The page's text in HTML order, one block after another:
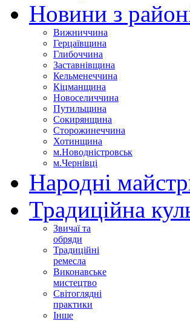
Новини з
Вижниччина
Герцаївщина
Глибоччина
Заставнівщина
Кельменеччина
Кіцманщина
Новоселиччина
Путильщина
Сокирянщина
Сторожинеччина
Хотинщина
м.Новодністровськ
м.Чернівці
Народні
Традиційна
Звичаї та
обряди
Традиційні
ремесла
Виконавське
мистецтво
Світоглядні
практики
Інше